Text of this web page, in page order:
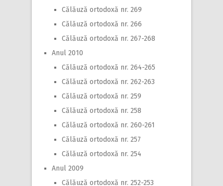
Călăuză ortodoxă nr. 269
Călăuză ortodoxă nr. 266
Călăuză ortodoxă nr. 267-268
Anul 2010
Călăuză ortodoxă nr. 264-265
Călăuză ortodoxă nr. 262-263
Călăuză ortodoxă nr. 259
Călăuză ortodoxă nr. 258
Călăuză ortodoxă nr. 260-261
Călăuză ortodoxă nr. 257
Călăuză ortodoxă nr. 254
Anul 2009
Călăuză ortodoxă nr. 252-253